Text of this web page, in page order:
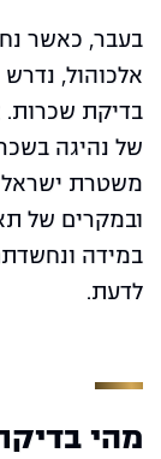
בעבר, כאשר
אלכוהול,
בדיקת שכרות.
של נהיגה
משטרת
ובמקרים של
במידה
לדעת.
מהי